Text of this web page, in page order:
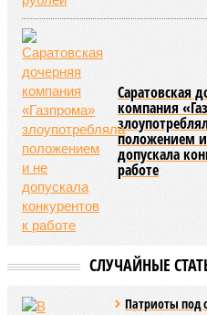
Саратовская
компания
положением
допускала
работе
СЛУЧАЙНЫЕ
Патриоты под